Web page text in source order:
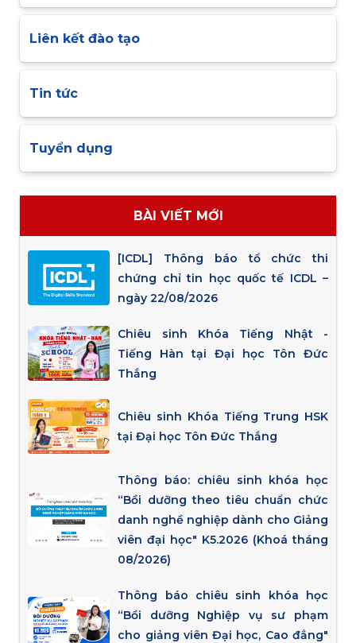
Liên kết đào tạo
Tin tức
Tuyển dụng
BÀI VIẾT MỚI
[ICDL] Thông báo tổ chức thi
chứng chỉ tin học quốc tế ICDL –
ngày 22/08/2026
Chiêu sinh Khóa Tiếng Nhật -
Tiếng Hàn tại Đại học Tôn Đức
Thắng
Chiêu sinh Khóa Tiếng Trung HSK
tại Đại học Tôn Đức Thắng
Thông báo: chiêu sinh khóa học
“Bồi dưỡng theo tiêu chuẩn chức
danh nghề nghiệp dành cho Giảng
viên đại học" K5.2026 (Khoá tháng
08/2026)
Thông báo chiêu sinh khóa học
“Bồi dưỡng Nghiệp vụ sư phạm
cho giảng viên Đại học, Cao đẳng"